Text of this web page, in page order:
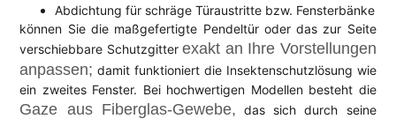
Abdichtung für schräge Türaustritte bzw. Fensterbänke
können Sie die maßgefertigte Pendeltür oder das zur Seite
verschiebbare Schutzgitterexakt an Ihre Vorstellungen
anpassen; damit funktioniert die Insektenschutzlösung wie
ein zweites Fenster. Bei hochwertigen Modellen besteht die
Gaze aus Fiberglas-Gewebe, das sich durch seine